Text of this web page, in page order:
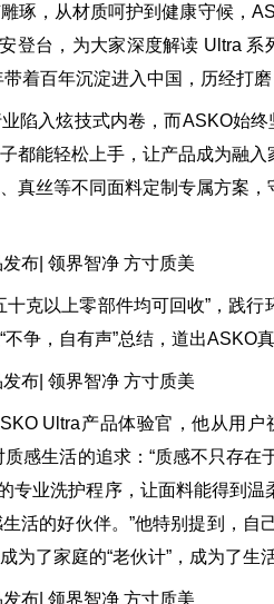
，从材质呵护到健康守候，
登台，为大家深度解读 Ultra
着百年沉淀进入中国，历经打
入炫技式内卷，而ASKO始终
都能轻松上手，让产品成为融入
真丝等不同面料定制专属方案
以上零部件均可回收”，践行
争，自有声”总结，道出ASKO
Ultra产品体验官，他从用户
质感生活的追求：“质感不只存
专业洗护程序，让面料能得到
活的好伙伴。”他特别提到，
为了家庭的“老伙计”，成为了生